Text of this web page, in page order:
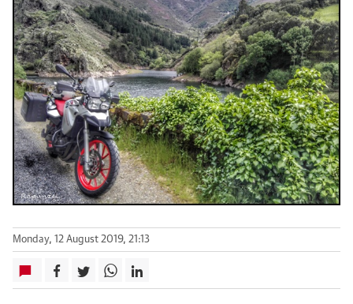
Monday, 12 August 2019, 21:13